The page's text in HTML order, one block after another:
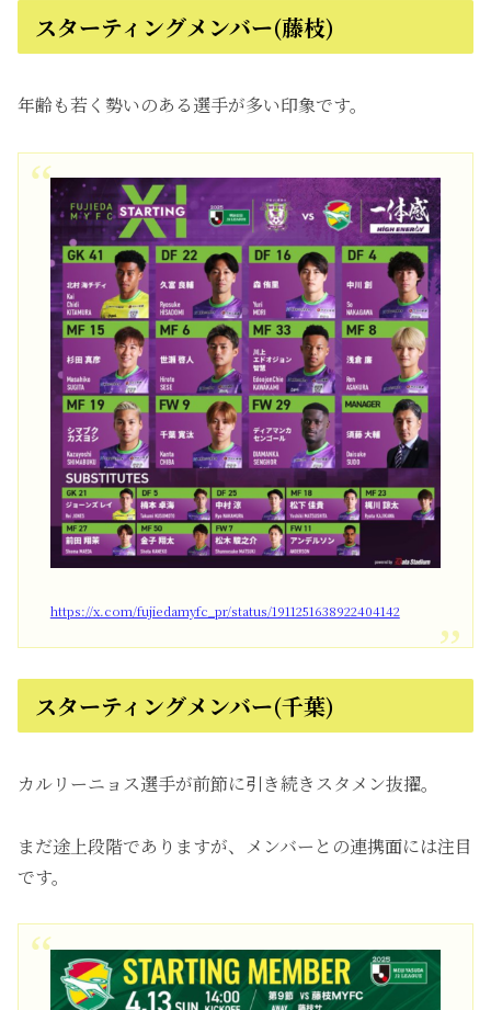
スターティングメンバー(藤枝)
年齢も若く勢いのある選手が多い印象です。
https://x.com/fujiedamyfc_pr/status/1911251638922404142
スターティングメンバー(千葉)
カルリーニョス選手が前節に引き続きスタメン抜擢。
まだ途上段階でありますが、メンバーとの連携面には注目
です。